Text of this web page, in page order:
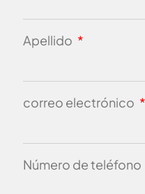
Apellido
correo electrónico
Número de teléfono